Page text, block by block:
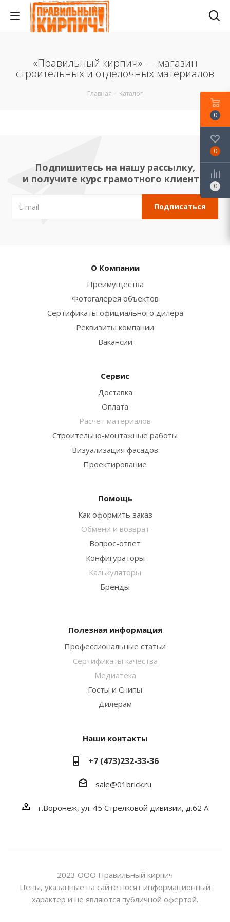
«Правильный кирпич» — магазин
строительных и отделочных материалов
Главная - Каталог
Подпишитесь на нашу рассылку,
и получите курс грамотного клиента!
О Компании
Преимущества
Фотогалерея объектов
Сертификаты официального дилера
Реквизиты компании
Вакансии
Сервис
Доставка
Оплата
Расчет материалов
Строительно-монтажные работы
Визуализация фасадов
Проектирование
Помощь
Как оформить заказ
Обмени и возврат
Вопрос-ответ
Конфигураторы
Калькуляторы
Бренды
Полезная информация
Профессиональные статьи
Сертификаты качества
Медиатека
Госты и Снипы
Дилерам
Наши контакты
+7 (473)232-33-36
sale@01brick.ru
г.Воронеж, ул. 45 Стрелковой дивизии, д.62 А
2023 ООО Правильный кирпич
Цены, указанные на сайте носят информационный
характер и не являются публичной офертой.
0
0
0